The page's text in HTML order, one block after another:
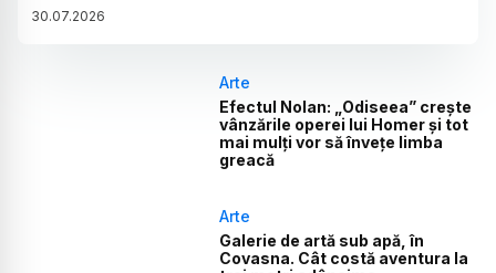
30.07.2026
Arte
Efectul Nolan: „Odiseea” crește
vânzările operei lui Homer și tot
mai mulți vor să învețe limba
greacă
Arte
Galerie de artă sub apă, în
Covasna. Cât costă aventura la